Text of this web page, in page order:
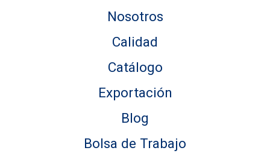
Nosotros
Calidad
Catálogo
Exportación
Blog
Bolsa de Trabajo